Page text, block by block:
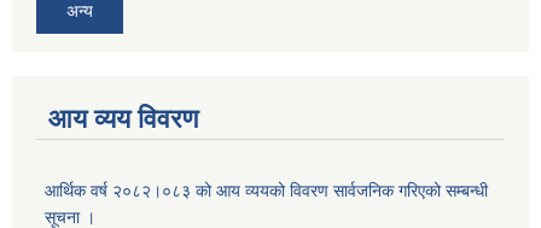
अन्य
आय व्यय विवरण
आर्थिक वर्ष २०८२।०८३ को आय व्ययको विवरण सार्वजनिक गरिएको सम्बन्धी
सूचना ।